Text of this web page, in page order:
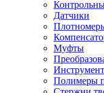
Датчики
Муфты
Полимеры